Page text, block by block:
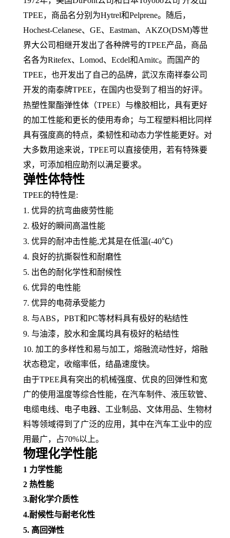
TPEE， 商品名分别为Hytrel和Pelprene。随后，
Hochest-Celanese、 GE、 Eastman、AKZO(DSM)等世
界大公司相继开发出了各种牌号的TPEE产品，商品
名各为Ritefex、Lomod、Ecdel和Arnitc。而国产的
TPEE，也开发出了自己的品牌，武汉东南祥泰公司
开发的南泰牌TPEE，在国内也受到了相当的好评。
热塑性聚酯弹性体（TPEE）与橡胶相比，具有更好
的加工性能和更长的使用寿命；与工程塑料相比同样
具有强度高的特点， 柔韧性和动态力学性能更好。对
大多数用途来说， TPEE可以直接使用，若有特殊要
求，可添加相应助剂以满足要求。
弹性体特性
TPEE的特性是:
1. 优异的抗弯曲疲劳性能
2. 极好的瞬间高温性能
3. 优异的耐冲击性能,尤其是在低温(-40℃)
4. 良好的抗撕裂性和耐磨性
5. 出色的耐化学性和耐候性
6. 优异的电性能
7. 优异的电荷承受能力
8. 与ABS， PBT和PC等材料具有极好的粘结性
9. 与油漆，胶水和金属均具有极好的粘结性
10. 加工的多样性和易与加工， 熔融流动性好，熔融
状态稳定， 收缩率低，结晶速度快。
由于TPEE具有突出的机械强度、优良的回弹性和宽
广的使用温度等综合性能，在汽车制件、 液压软管、
电缆电线、 电子电器、工业制品、 文体用品、生物材
料等领域得到了广泛的应用，其中在汽车工业中的应
用最广，占70%以上。
物理化学性能
1 力学性能
2 热性能
3.耐化学介质性
4.耐候性与耐老化性
5. 高回弹性